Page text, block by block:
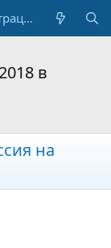
Регистрация
в
на